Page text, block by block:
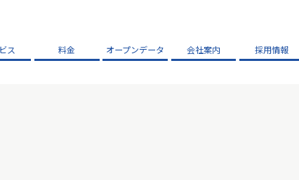
ス 料金 オープンデータ 会社案内 採用情報